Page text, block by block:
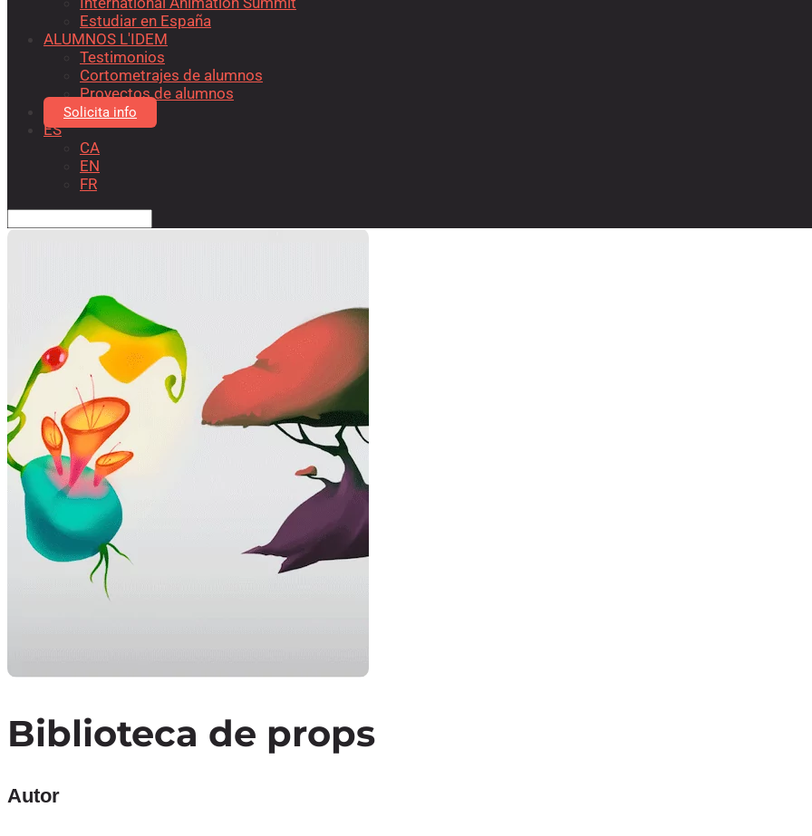
Estudiar en España
ALUMNOS L'IDEM
Testimonios
Cortometrajes de alumnos
Proyectos de alumnos
Solicita info
ES
CA
EN
FR
Biblioteca de props
Autor